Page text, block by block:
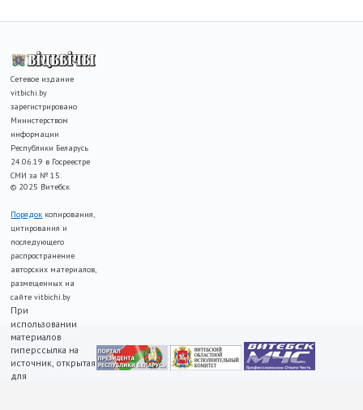
Сетевое издание
vitbichi.by
зарегистрировано
Министерством
информации
Республики Беларусь
24.06.19 в Госреестре
СМИ за № 15.
© 2025 Витебск
Порядок копирования,
цитирования и
последующего
распространение
авторских материалов,
размещенных на
сайте vitbichi.by
При
использовании
материалов
гиперссылка на
источник, открытая
для